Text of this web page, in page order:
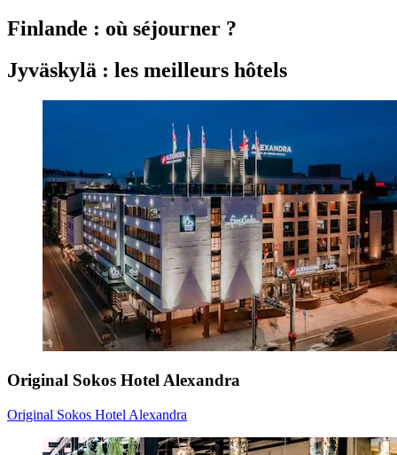
Finlande : où séjourner ?
Jyväskylä : les meilleurs hôtels
Original Sokos Hotel Alexandra
Original Sokos Hotel Alexandra